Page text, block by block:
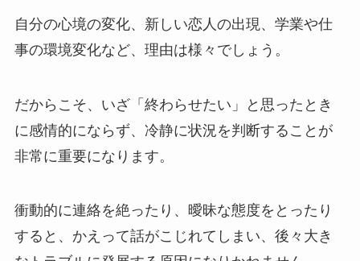
自分の心境の変化、新しい恋人の出現、学業や仕
事の環境変化など、理由は様々でしょう。
だからこそ、いざ「終わらせたい」と思ったとき
に感情的にならず、 冷静に状況を判断することが
非常に重要になります。
衝動的に連絡を絶ったり、曖昧な態度をとったり
すると、かえって話がこじれてしまい、 後々大き